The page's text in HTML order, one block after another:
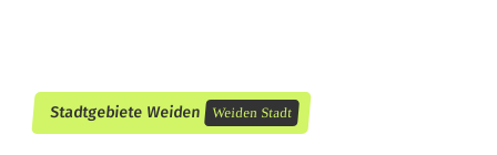
Stadtgebiete Weiden Weiden Stadt